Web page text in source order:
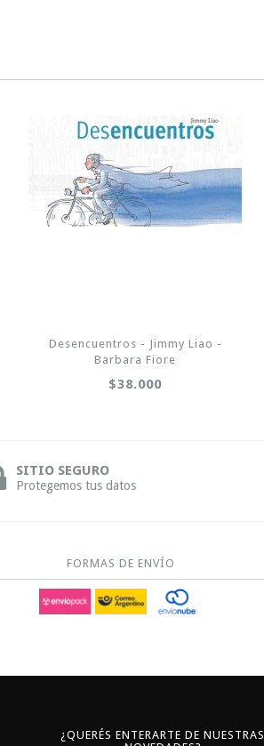
Desencuentros - Jimmy Liao -
Barbara Fiore
$38.000
SITIO SEGURO
Protegemos tus datos
FORMAS DE ENVÍO
¿QUERÉS ENTERARTE DE NUESTRAS